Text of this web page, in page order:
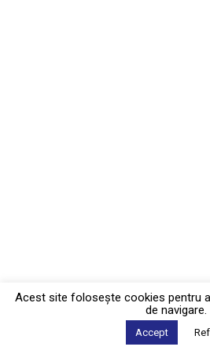
Acest site foloseşte cookies pentru
de navigare.
Accept